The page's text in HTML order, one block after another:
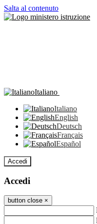
Salta al contenuto
Italiano
Italiano
English
Deutsch
Français
Español
Accedi
Accedi
button close ×